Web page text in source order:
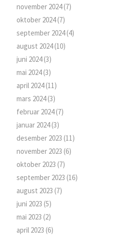
november 2024(7)
oktober 2024(7)
september 2024(4)
august 2024(10)
juni 2024(3)
mai 2024(3)
april 2024(11)
mars 2024(3)
februar 2024(7)
januar 2024(3)
desember 2023 (11)
november 2023 (6)
oktober 2023 (7)
september 2023 (16)
august 2023 (7)
juni 2023 (5)
mai 2023 (2)
april 2023 (6)